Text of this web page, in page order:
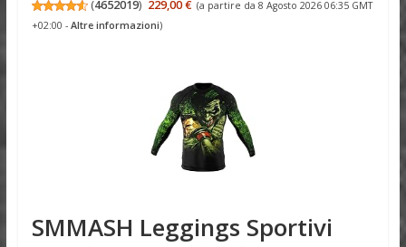
(4652019) 229,00 € (a partire da 8 Agosto 2026 06:35 GMT
+02:00 - Altre informazioni)
SMMASH Leggings Sportivi